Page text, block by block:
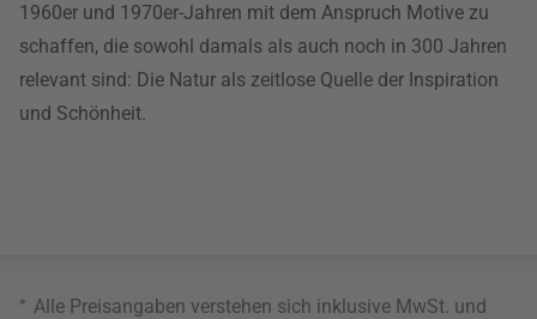
1960er und 1970er-Jahren mit dem Anspruch Motive zu
schaffen, die sowohl damals als auch noch in 300 Jahren
relevant sind: Die Natur als zeitlose Quelle der Inspiration
und Schönheit.
* Alle Preisangaben verstehen sich inklusive MwSt. und